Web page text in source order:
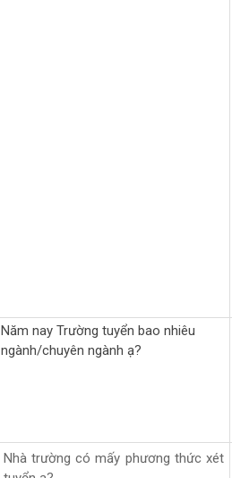
Năm nay Trường tuyển bao nhiêu
ngành/chuyên ngành ạ?
Nhà trường có mấy phương thức xét